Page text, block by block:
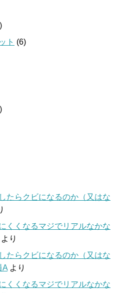
ト (6)
たらクビになるのか（又はな
くくなるマジでリアルなかな
より
たらクビになるのか（又はな
A より
くくなるマジでリアルなかな